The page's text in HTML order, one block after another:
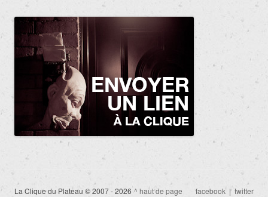
La Clique du Plateau © 2007 - 2026 ^ haut de page facebook | twitter